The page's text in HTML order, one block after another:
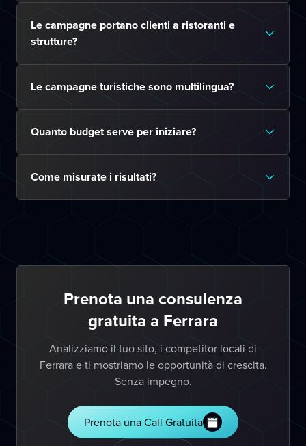
Le campagne portano clienti a ristoranti e
strutture?
Le campagne turistiche sono multilingua?
Quanto budget serve per iniziare?
Come misurate i risultati?
Prenota una consulenza
gratuita a Ferrara
Analizziamo il tuo sito, i competitor locali di
Ferrara e ti mostriamo le opportunità di crescita.
Senza impegno.
Prenota una Call Gratuita